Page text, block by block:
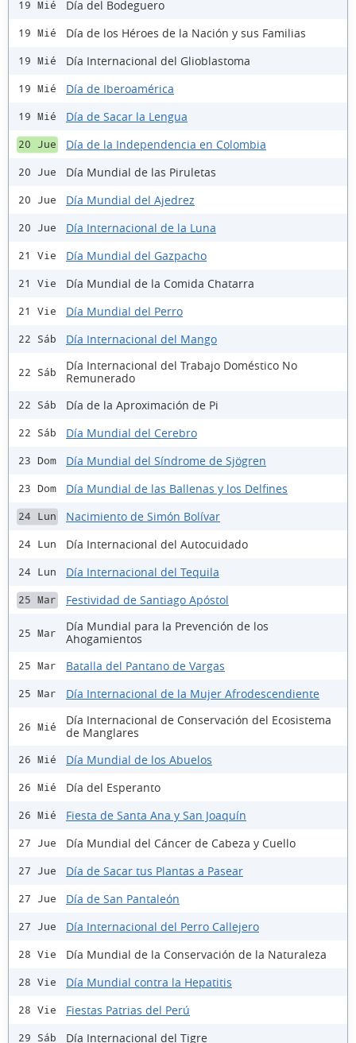
19 Mié Día del Bodeguero
19 Mié Día de los Héroes de la Nación y sus Familias
19 Mié Día Internacional del Glioblastoma
19 Mié Día de Iberoamérica
19 Mié Día de Sacar la Lengua
20 Jue Día de la Independencia en Colombia
20 Jue Día Mundial de las Piruletas
20 Jue Día Mundial del Ajedrez
20 Jue Día Internacional de la Luna
21 Vie Día Mundial del Gazpacho
21 Vie Día Mundial de la Comida Chatarra
21 Vie Día Mundial del Perro
22 Sáb Día Internacional del Mango
22 Sáb
Día Internacional del Trabajo Doméstico No
Remunerado
22 Sáb Día de la Aproximación de Pi
22 Sáb Día Mundial del Cerebro
23 Dom Día Mundial del Síndrome de Sjögren
23 Dom Día Mundial de las Ballenas y los Delfines
24 Lun Nacimiento de Simón Bolívar
24 Lun Día Internacional del Autocuidado
24 Lun Día Internacional del Tequila
25 Mar Festividad de Santiago Apóstol
25 Mar
Día Mundial para la Prevención de los
Ahogamientos
25 Mar Batalla del Pantano de Vargas
25 Mar Día Internacional de la Mujer Afrodescendiente
26 Mié
Día Internacional de Conservación del Ecosistema
de Manglares
26 Mié Día Mundial de los Abuelos
26 Mié Día del Esperanto
26 Mié Fiesta de Santa Ana y San Joaquín
27 Jue Día Mundial del Cáncer de Cabeza y Cuello
27 Jue Día de Sacar tus Plantas a Pasear
27 Jue Día de San Pantaleón
27 Jue Día Internacional del Perro Callejero
28 Vie Día Mundial de la Conservación de la Naturaleza
28 Vie Día Mundial contra la Hepatitis
28 Vie Fiestas Patrias del Perú
29 Sáb Día Internacional del Tigre